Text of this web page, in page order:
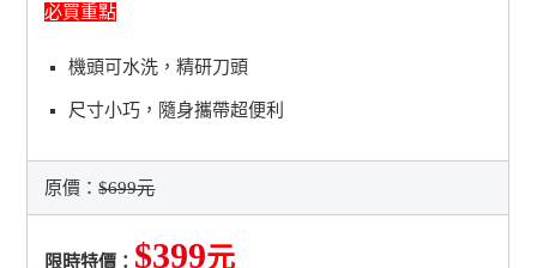
必買重點
機頭可水洗，精研刀頭
尺寸小巧，隨身攜帶超便利
原價：$699元
限時特價： $399元